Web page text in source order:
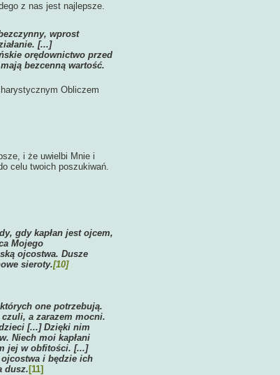
z nas jest najlepsze.
wprost
[...]
orędownictwo przed
bezcenną wartość.
Obliczem
i że uwielbi Mnie i
celu twoich poszukiwań.
gdy kapłan jest ojcem,
Mojego
ojcostwa. Dusze
sieroty.[10]
one potrzebują.
a zarazem mocni.
[...] Dzięki nim
Niech moi kapłani
jej w obfitości. [...]
i będzie ich
dusz. [11]